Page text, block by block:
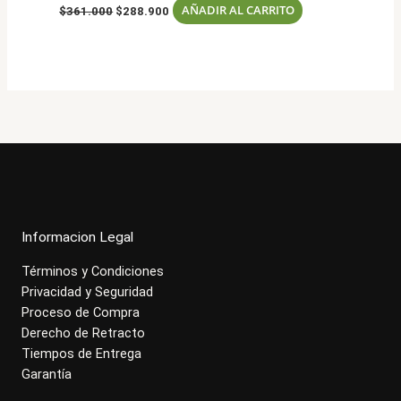
$361.000 El
$288.900 El
precio
AÑADIR AL CARRITO
Informacion Legal
Términos y Condiciones
Privacidad y Seguridad
Proceso de Compra
Derecho de Retracto
Tiempos de Entrega
Garantía